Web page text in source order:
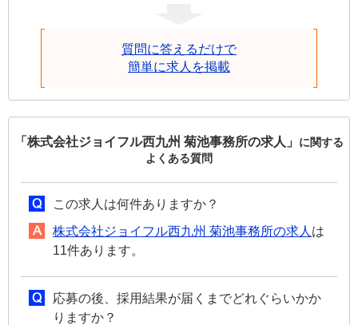
質問に答えるだけで
簡単に求人を掲載
「株式会社ジョイフル西九州 菊池事務所の求人」 に関する
よくある質問
この求人は何件ありますか？
株式会社ジョイフル西九州 菊池事務所の求人 は
11件あります。
応募の後、採用結果が届くまでどれぐらいかか
りますか？